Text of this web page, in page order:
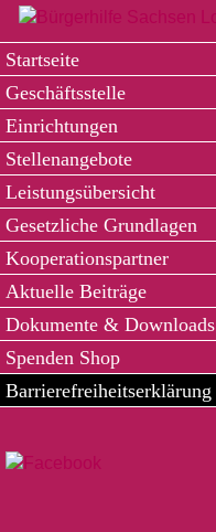
Zum
springen
Startseite
Geschäftsstelle
Einrichtungen
Stellenangebote
Leistungsübersicht
Gesetzliche Grundlagen
Kooperationspartner
Aktuelle Beiträge
Dokumente & Downloads
Spenden Shop
Barrierefreiheitserklärung